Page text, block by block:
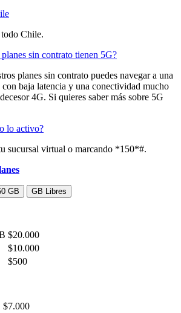
Chile.
sin contrato tienen 5G?
planes sin contrato puedes navegar a una
baja latencia y una conectividad mucho
4G. Si quieres saber más sobre 5G
lo activo?
sucursal virtual o marcando *150*#.
GB GB Libres
$20.000
$10.000
$500
$7.000